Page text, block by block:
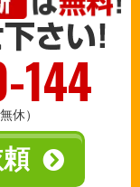
144
休）